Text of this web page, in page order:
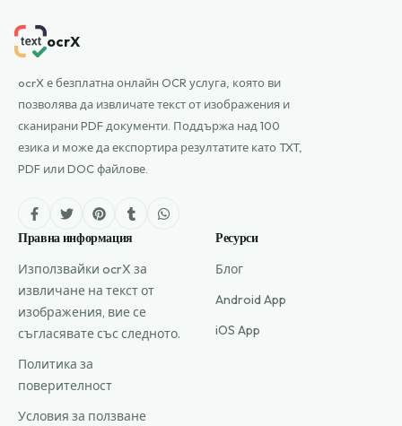
ocrX
ocrX е безплатна онлайн OCR услуга, която ви
позволява да извличате текст от изображения и
сканирани PDF документи. Поддържа над 100
езика и може да експортира резултатите като TXT,
PDF или DOC файлове.
Правна информация
Използвайки ocrX за
извличане на текст от
изображения, вие се
съгласявате със следното.
Политика за
поверителност
Условия за ползване
Ресурси
Блог
Android App
iOS App